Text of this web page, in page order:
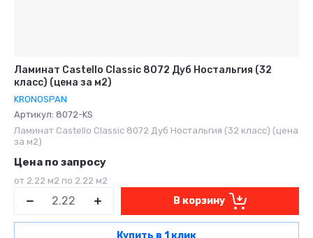
Ламинат Castello Classic 8072 Дуб Ностальгия (32
класс) (цена за м2)
KRONOSPAN
Артикул: 8072-KS
Ламинат Castello Classic 8072 Дуб Ностальгия (32 класс) (цена
за м2)
Цена по запросу
от 2.22 м2 по 2.22 м2
В корзину